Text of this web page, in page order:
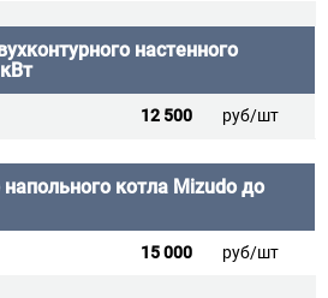
настенного
12 500 руб/шт
напольного котла Mizudo до
15 000 руб/шт